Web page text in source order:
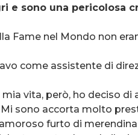
e sono una pericolosa
Fame nel Mondo non
come assistente di
vita, però, ho deciso
sono accorta molto
furto di